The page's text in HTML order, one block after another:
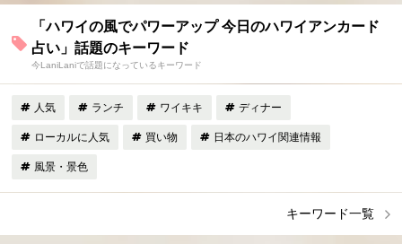
「ハワイの風でパワーアップ 今日のハワイアンカード
占い」話題のキーワード
今LaniLaniで話題になっているキーワード
人気 ランチ ワイキキ ディナー
ローカルに人気 買い物 日本のハワイ関連情報
風景・景色
キーワード一覧